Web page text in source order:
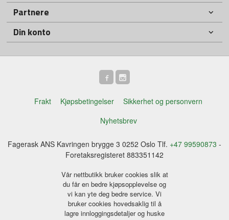
Partnere
Din konto
Frakt Kjøpsbetingelser
Sikkerhet og personvern
Nyhetsbrev
Fagerask ANS Kavringen brygge 3 0252 Oslo Tlf. +47 99590873 -
Foretaksregisteret 883351142
Vår nettbutikk bruker cookies slik at
du får en bedre kjøpsopplevelse og
vi kan yte deg bedre service. Vi
bruker cookies hovedsaklig til å
lagre innloggingsdetaljer og huske